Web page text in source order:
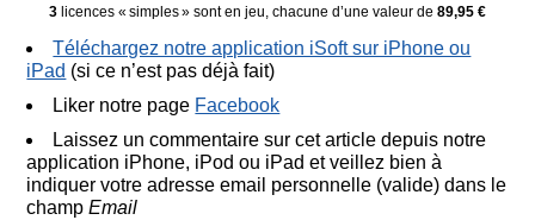
3 licences « simples » sont en jeu, chacune d’une valeur de 89,95 €
Téléchargez notre application iSoft sur iPhone ou
iPad (si ce n’est pas déjà fait)
Liker notre page Facebook
Laissez un commentaire sur cet article depuis notre
application iPhone, iPod ou iPad et veillez bien à
indiquer votre adresse email personnelle (valide) dans le
champEmail